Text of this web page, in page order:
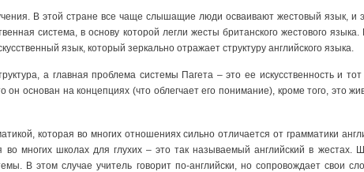
В этой стране все чаще слышащие люди осваивают жестовый язык, и
система, в основу которой легли жесты британского жестового
язык, который зеркально отражает структуру английского языка.
а главная проблема системы Пагета – это ее искусственность и
он основан на концепциях (что облегчает его понимание), кроме того, это
которая во многих отношениях сильно отличается от грамматики
многих школах для глухих – это так называемый английский в жестах.
В этом случае учитель говорит по-английски, но сопровождает свои